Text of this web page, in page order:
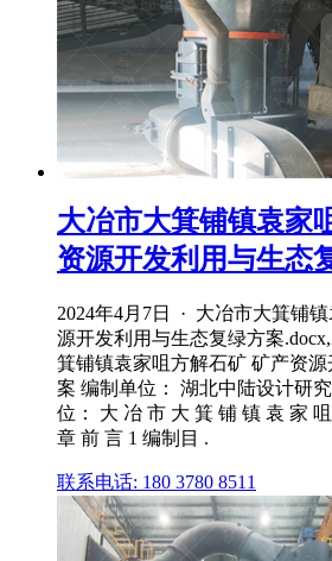
大冶市大箕铺镇袁家
资源开发利用与生态
2024年4月7日 · 大冶市大箕铺
源开发利用与生态复绿方案
箕铺镇袁家咀方解石矿 矿产资
案 编制单位： 湖北中陆设计研
位： 大 冶 市 大 箕 铺 镇 袁 家
章 前 言 1 编制目 .
联系电话: 180 3780 8511